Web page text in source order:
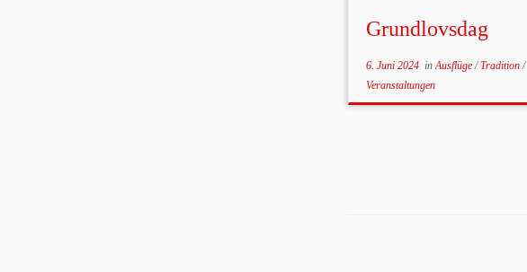
Grundlovsdag
6. Juni 2024 inAusflüge/Tradition/
Veranstaltungen